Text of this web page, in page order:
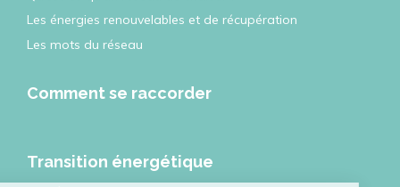
Les énergies renouvelables et de récupération
Les mots du réseau
Comment se raccorder
Transition énergétique